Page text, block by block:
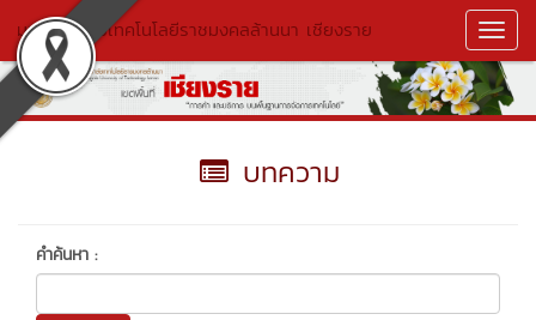
มหาวิทยาลัยเทคโนโลยีราชมงคลล้านนา เชียงราย
บทความ
คำค้นหา :